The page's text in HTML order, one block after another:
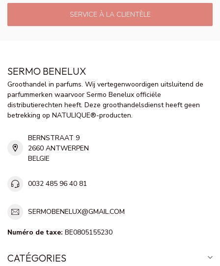
SERVICE À LA CLIENTÈLE
SERMO BENELUX
Groothandel in parfums. Wij vertegenwoordigen uitsluitend de
parfummerken waarvoor Sermo Benelux officiële
distributierechten heeft. Deze groothandelsdienst heeft geen
betrekking op NATULIQUE®-producten.
BERNSTRAAT 9
2660 ANTWERPEN
BELGIE
0032 485 96 40 81
SERMOBENELUX@GMAIL.COM
Numéro de taxe: BE0805155230
CATÉGORIES